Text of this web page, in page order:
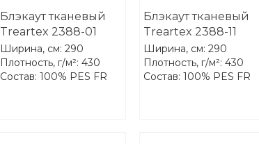
Блэкаут тканевый
Treartex 2388-01
Ширина, см: 290
Плотность, г/м²: 430
Состав: 100% PES FR
Блэкаут тканевый
Treartex 2388-11
Ширина, см: 290
Плотность, г/м²: 430
Состав: 100% PES FR